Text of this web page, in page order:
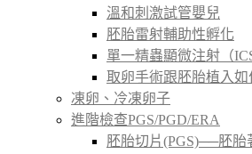
溫和刺激試管嬰兒
胚胎雷射輔助性孵化
單一精蟲顯微注射（
取卵手術跟胚胎植入如
凍卵、冷凍卵子
進階檢查PGS/PGD/ERA
胚胎切片(PGS)──胚